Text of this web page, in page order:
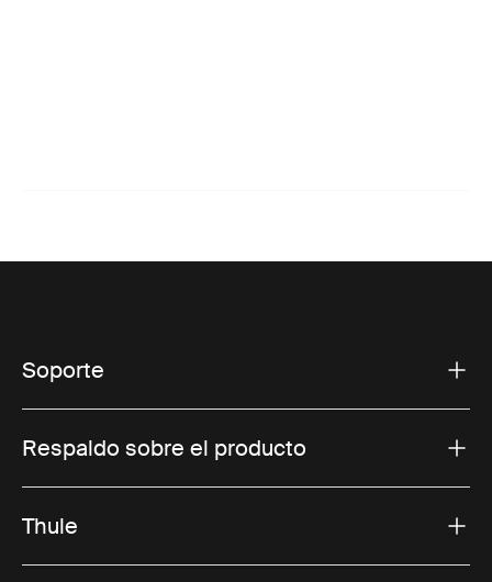
Soporte
Respaldo sobre el producto
Thule